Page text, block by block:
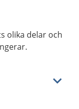
olika delar och